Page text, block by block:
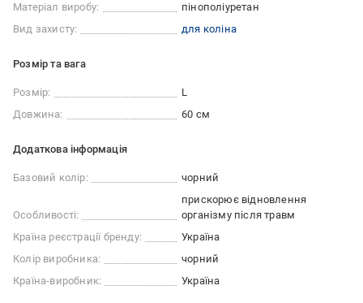
Матеріал виробу:
пінополіуретан
Вид захисту:
для коліна
Розмір та вага
Розмір:
L
Довжина:
60 см
Додаткова інформація
Базовий колір: чорний
Особливості:
прискорює відновлення
організму після травм
Країна реєстрації бренду:
Україна
Колір виробника:
чорний
Країна-виробник:
Україна